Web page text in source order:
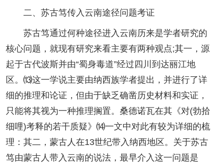
二、苏古笃传入云南途径问题考证
苏古笃通过何种途径进入云南历来是学者研究的
核心问题，就现有研究来看主要有两种观点;其一，源
起于古代波斯并由“蜀身毒道”经过四川到达丽江地
区。⒀这一学说主要由纳西族学者提出，并进行了详
细的推理和论证，但由于缺乏确凿历史材料和实证，
只能将其视为一种推理搁置。桑德诺瓦在其《对(勃拾
细哩)考释的若干质疑》⒁一文中对此有较为详细的梳
理：其二，蒙古人在13世纪带入纳西地区。关于苏古
笃由蒙古人带入云南的说法，最早介入这一问题是